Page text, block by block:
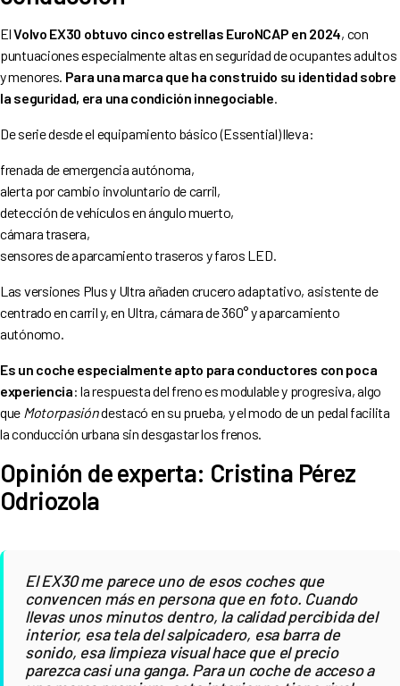
ElVolvo EX30 obtuvo cinco estrellas EuroNCAP en 2024, con
puntuaciones especialmente altas en seguridad de ocupantes adultos
y menores. Para una marca que ha construido su identidad sobre
la seguridad, era una condición innegociable
De serie desde el equipamiento básico (Essential) lleva:
frenada de emergencia autónoma,
alerta por cambio involuntario de carril,
detección de vehículos en ángulo muerto,
cámara trasera,
sensores de aparcamiento traseros y faros LED.
Las versiones Plus y Ultra añaden crucero adaptativo, asistente de
centrado en carril y, en Ultra, cámara de 360° y aparcamiento
autónomo.
Es un coche especialmente apto para conductores con poca
experiencia: la respuesta del freno es modulable y progresiva, algo
que Motorpasióndestacó en su prueba, y el modo de un pedal facilita
la conducción urbana sin desgastar los frenos.
Opinión de experta: Cristina Pérez
Odriozola
El EX30 me parece uno de esos coches que
convencen más en persona que en foto. Cuando
llevas unos minutos dentro, la calidad percibida del
interior, esa tela del salpicadero, esa barra de
sonido, esa limpieza visual hace que el precio
parezca casi una ganga. Para un coche de acceso a